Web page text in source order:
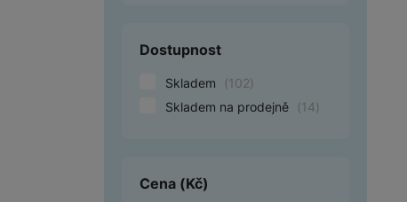
Počítače a notebooky
Dostupnost
Skladem (102)
Skladem na prodejně
(14)
Cena (Kč)